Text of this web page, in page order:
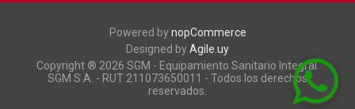
Powered bynopCommerce
Designed byAgile.uy
Copyright ® 2026 SGM - Equipamiento Sanitario Integral.
SGM S.A. - RUT 211073650011 - Todos los derechos
reservados.